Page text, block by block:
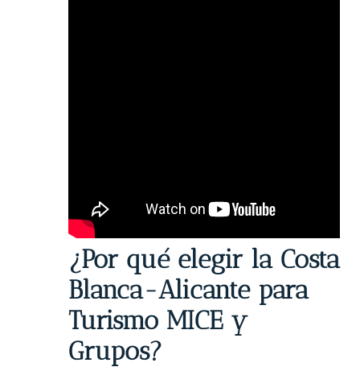
¿Por qué elegir la Costa
Blanca-Alicante para
Turismo MICE y
Grupos?